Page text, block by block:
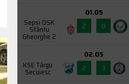
Sepsi OSK
Sfântu
Gheorghe 2
01.05
2
0
KSE Târgu
Secuiesc
02.05
2
3